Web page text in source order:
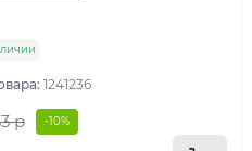
1241236
р -10%